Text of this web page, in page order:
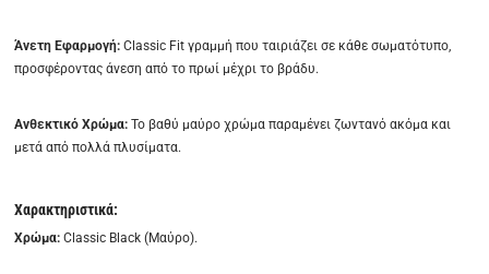
Άνετη Εφαρμογή: Classic Fit γραμμή που ταιριάζει σε κάθε σωματότυπο,
προσφέροντας άνεση από το πρωί μέχρι το βράδυ.
Ανθεκτικό Χρώμα: Το βαθύ μαύρο χρώμα παραμένει ζωντανό ακόμα και
μετά από πολλά πλυσίματα.
Χαρακτηριστικά:
Χρώμα: Classic Black (Μαύρο).